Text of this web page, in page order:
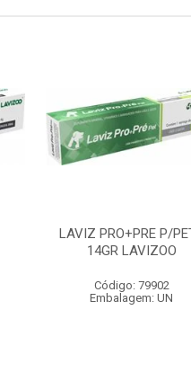
LAVIZ PRO+PRE P/
14GR LAVIZOO
Código: 79902
Embalagem: UN